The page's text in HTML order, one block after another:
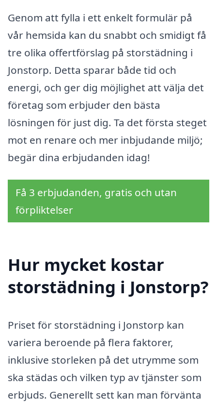
Genom att fylla i ett enkelt formulär på
vår hemsida kan du snabbt och smidigt få
tre olika offertförslag på storstädning i
Jonstorp. Detta sparar både tid och
energi, och ger dig möjlighet att välja det
företag som erbjuder den bästa
lösningen för just dig. Ta det första steget
mot en renare och mer inbjudande miljö;
begär dina erbjudanden idag!
Få 3 erbjudanden, gratis och utan
förpliktelser
Hur mycket kostar
storstädning i Jonstorp?
Priset för storstädning i Jonstorp kan
variera beroende på flera faktorer,
inklusive storleken på det utrymme som
ska städas och vilken typ av tjänster som
erbjuds. Generellt sett kan man förvänta